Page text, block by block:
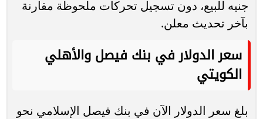
جنيه للبيع، دون تسجيل تحركات ملحوظة مقارنة
بآخر تحديث معلن.
سعر الدولار في بنك فيصل والأهلي
الكويتي
بلغ سعر الدولار الآن في بنك فيصل الإسلامي نحو